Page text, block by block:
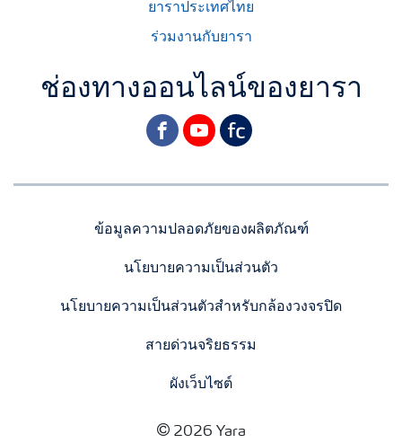
ยาราประเทศไทย
ร่วมงานกับยารา
ช่องทางออนไลน์ของยารา
facebookyoutube
yara
ข้อมูลความปลอดภัยของผลิตภัณฑ์
นโยบายความเป็นส่วนตัว
นโยบายความเป็นส่วนตัวสำหรับกล้องวงจรปิด
สายด่วนจริยธรรม
ผังเว็บไซต์
2026 Yara